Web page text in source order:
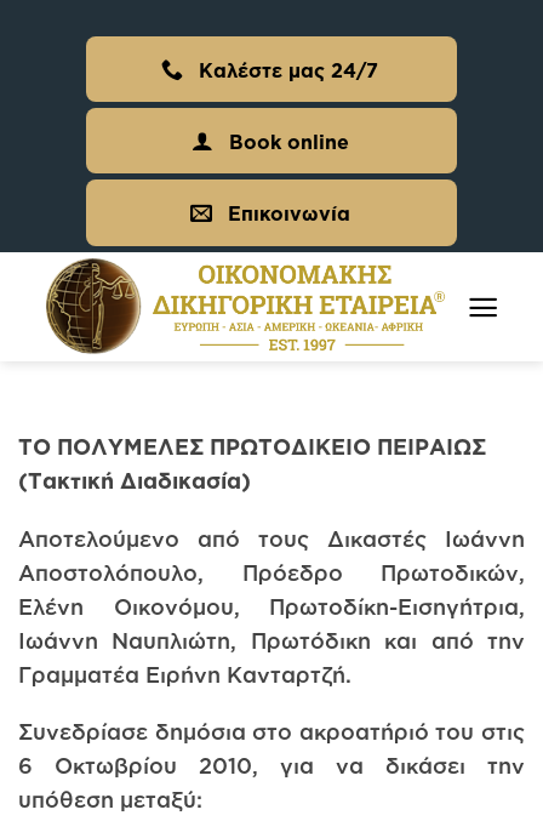
Καλέστε μας 24/7
Book online
Επικοινωνία
ΤΟ ΠΟΛΥΜΕΛΕΣ ΠΡΩΤΟΔΙΚΕΙΟ ΠΕΙΡΑΙΩΣ
(Τακτική Διαδικασία)
Αποτελούμενο από τους Δικαστές Ιωάννη
Αποστολόπουλο, Πρόεδρο Πρωτοδικών,
Ελένη Οικονόμου, Πρωτοδίκη-Εισηγήτρια,
Ιωάννη Ναυπλιώτη, Πρωτόδικη και από την
Γραμματέα Ειρήνη Κανταρτζή.
Συνεδρίασε δημόσια στο ακροατήριό του στις
6 Οκτωβρίου 2010, για να δικάσει την
υπόθεση μεταξύ: